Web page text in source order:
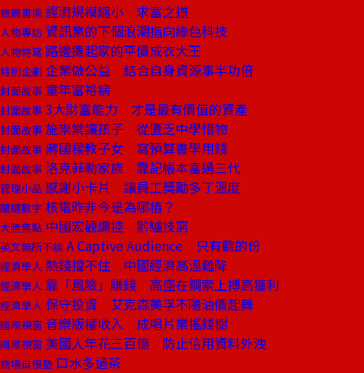
商周書摘 經濟規模縮小 求富之道
人物專訪 資訊業的下個浪潮指向綠色科技
人物特寫 路邊攤起家的平價成衣大王
特別企劃 企業做公益 結合自身資源事半功倍
封面故事 童年富裕病
封面故事 3大財富能力 才是最有價值的資產
封面故事 施崇棠讓孩子 從匱乏中學惜物
封面故事 蔣國樑教子女 寫預算書學用錢
封面故事 洛克菲勒家族 靠記帳本富過三代
管理小品 感謝小卡片 讓員工獎勵多了溫度
關鍵數字 核電昨非今是為哪樁？
大陸焦點 中國宏觀調控 黔驢技窮
英文無所不談 A Captive Audience 只有聽的份
經濟學人 熱錢擋不住 中國經濟高溫難降
經濟學人 靠「風險」賺錢 高盛在鋼索上搏高獲利
經濟學人 保守投資 艾克森美孚不隨油價起舞
國際視窗 音樂版權收入 成唱片業搖錢樹
國際視窗 美國人年花三百億 防止信用資料外洩
商場自慢塾 口水多過茶